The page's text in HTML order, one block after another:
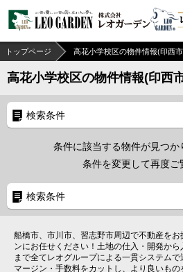
トップページ 高花小学校区の物件情報(印西
高花小学校区の物件情報(印西
検索条件
条件に該当する物件が見つか
条件を変更して再度ご
検索条件
船橋市、市川市、習志野市周辺で不動産を
ンにお任せください！土地の仕入・開発か
まで全てレオグループによる一貫システム
マージン・手数料をカットし、より良いも